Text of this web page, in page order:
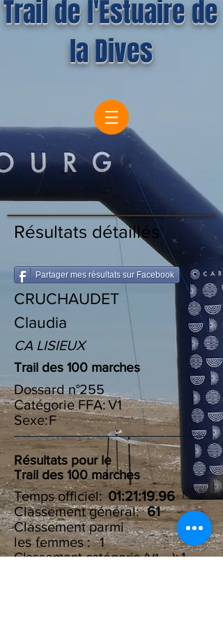
Trail de l'Estuaire de
la Dives
Résultats détaillés
Partager mes résultats sur Facebook
CRUCHAUDET
Claudia
CA LISIEUX
Trail des 100 marches
Dossard n°255
Catégorie FFA:V1
Sexe:F
Résultats pour le
Trail des 100 marches
Temps officiel: 01:21:19.96
Classement général: 61
Classement parmi
les : 1
femmes
Classement catégorie ( ):1
V1